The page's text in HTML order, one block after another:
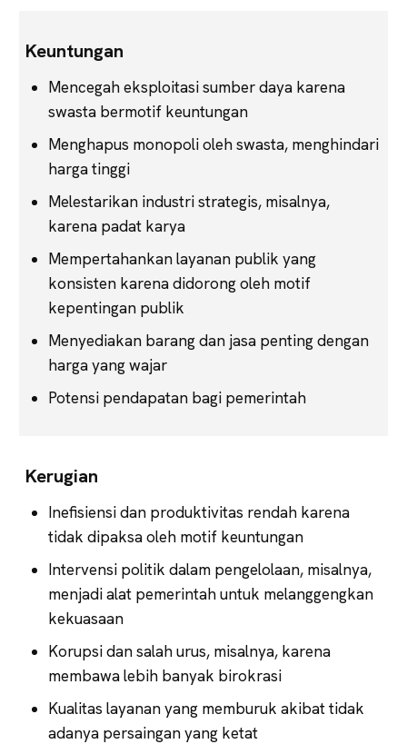
Keuntungan
Mencegah eksploitasi sumber daya karena
swasta bermotif keuntungan
Menghapus monopoli oleh swasta, menghindari
harga tinggi
Melestarikan industri strategis, misalnya,
karena padat karya
Mempertahankan layanan publik yang
konsisten karena didorong oleh motif
kepentingan publik
Menyediakan barang dan jasa penting dengan
harga yang wajar
Potensi pendapatan bagi pemerintah
Kerugian
Inefisiensi dan produktivitas rendah karena
tidak dipaksa oleh motif keuntungan
Intervensi politik dalam pengelolaan, misalnya,
menjadi alat pemerintah untuk melanggengkan
kekuasaan
Korupsi dan salah urus, misalnya, karena
membawa lebih banyak birokrasi
Kualitas layanan yang memburuk akibat tidak
adanya persaingan yang ketat